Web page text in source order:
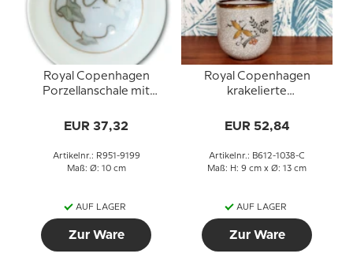
Royal Copenhagen
Porzellanschale mit
EUR 37,32
Artikelnr.: R951-9199
Maß: Ø: 10 cm
AUF LAGER
Zur Ware
Royal Copenhagen
krakelierte
Blumenmotiv
EUR 52,84
Artikelnr.: B612-1038-C
Maß: H: 9 cm x Ø: 13 cm
AUF LAGER
Zur Ware